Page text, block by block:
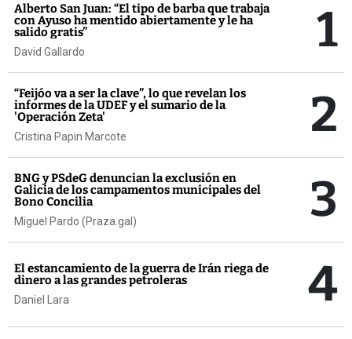
Alberto San Juan: “El tipo de barba que trabaja
con Ayuso ha mentido abiertamente y le ha
salido gratis”
David Gallardo 1
“Feijóo va a ser la clave”, lo que revelan los
informes de la UDEF y el sumario de la
'Operación Zeta'
Cristina Papin Marcote 2
BNG y PSdeG denuncian la exclusión en
Galicia de los campamentos municipales del
Bono Concilia
Miguel Pardo (Praza.gal) 3
El estancamiento de la guerra de Irán riega de
dinero a las grandes petroleras
Daniel Lara 4